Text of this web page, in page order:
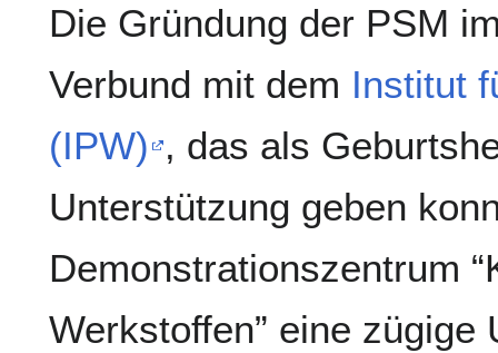
Die Gründung der PSM
Verbund mit dem Institut
(IPW) , das als
Unterstützung geben
Demonstrationszentrum
Werkstoffen” eine zügige